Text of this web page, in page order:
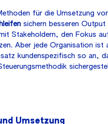
für die Umsetzung
sichern besseren Output
Stakeholdern, den Fokus
Aber jede Organisation ist
kundenspezifisch so an,
Umsetzung